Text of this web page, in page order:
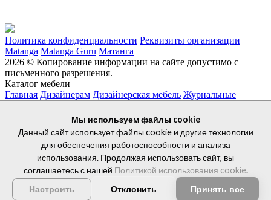
Политика конфиденциальности Реквизиты организации
Matanga Matanga Guru Матанга
2026 © Копирование информации на сайте допустимо с
письменного разрешения.
Каталог мебели
Главная Дизайнерам Дизайнерская мебель Журнальные
Кресла для руководителей
Металлическая мебель
мебель
Рабочие места для сотрудников
+7 927 038 93 94
г. Казань, ул. Аделя Кутуя, д. 94
Мы используем файлы cookie
Данный сайт использует файлы cookie и другие технологии
для обеспечения работоспособности и анализа
использования. Продолжая использовать сайт, вы
соглашаетесь с нашей Политикой использования cookie.
Настроить Отклонить Принять все